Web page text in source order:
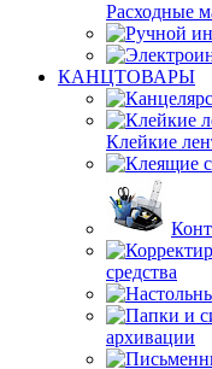
Расходные
КАНЦТОВАРЫ
Клейкие
средства
архивации